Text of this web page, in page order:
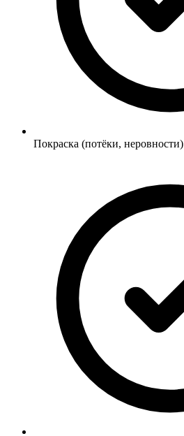
Покраска (потёки, неровности)